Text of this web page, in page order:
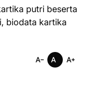
putri beserta
biodata kartika